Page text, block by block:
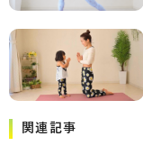
関連記事